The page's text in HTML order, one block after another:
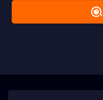
Remove All